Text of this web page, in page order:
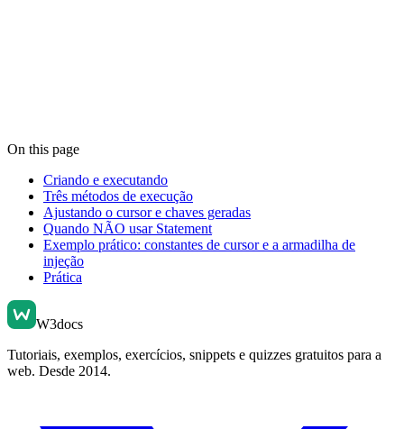
On this page
Criando e executando
Três métodos de execução
Ajustando o cursor e chaves geradas
Quando NÃO usar Statement
Exemplo prático: constantes de cursor e a armadilha de
injeção
Prática
W3docs
Tutoriais, exemplos, exercícios, snippets e quizzes gratuitos para a
web. Desde 2014.